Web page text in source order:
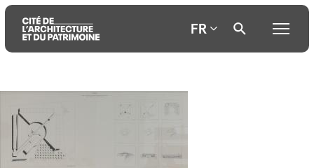
au
contenu
principal
au
menu
principal
recherche
FR